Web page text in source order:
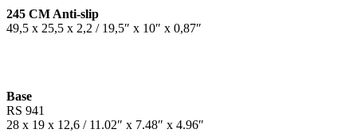
245 CM Anti-slip
49,5 x 25,5 x 2,2 / 19,5″ x 10″ x 0,87″
Base
RS 941
28 x 19 x 12,6 / 11.02″ x 7.48″ x 4.96″